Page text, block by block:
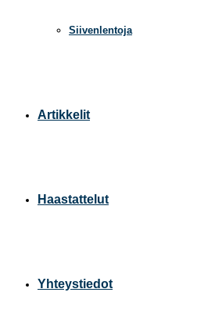
Siivenlentoja
Artikkelit
Haastattelut
Yhteystiedot